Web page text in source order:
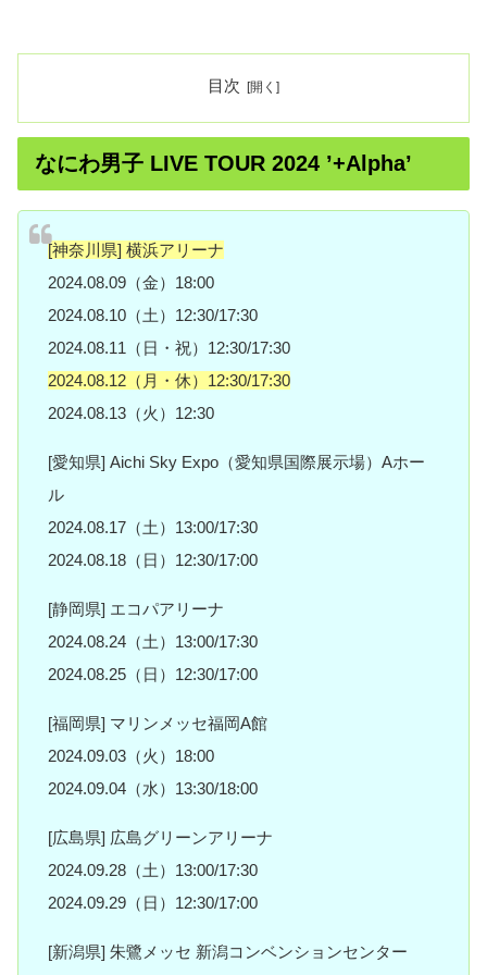
目次
なにわ男子 LIVE TOUR 2024 ’+Alpha’
[神奈川県] 横浜アリーナ
2024.08.09（金）18:00
2024.08.10（土）12:30/17:30
2024.08.11（日・祝）12:30/17:30
2024.08.12（月・休）12:30/17:30
2024.08.13（火）12:30
[愛知県] Aichi Sky Expo（愛知県国際展示場）Aホー
ル
2024.08.17（土）13:00/17:30
2024.08.18（日）12:30/17:00
[静岡県] エコパアリーナ
2024.08.24（土）13:00/17:30
2024.08.25（日）12:30/17:00
[福岡県] マリンメッセ福岡A館
2024.09.03（火）18:00
2024.09.04（水）13:30/18:00
[広島県] 広島グリーンアリーナ
2024.09.28（土）13:00/17:30
2024.09.29（日）12:30/17:00
[新潟県] 朱鷺メッセ 新潟コンベンションセンター